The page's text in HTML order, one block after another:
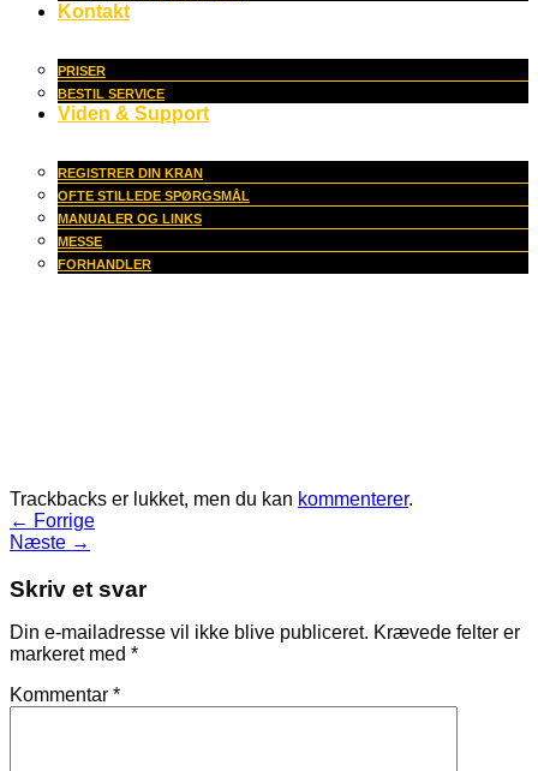
Kontakt
PRISER
BESTIL SERVICE
Viden & Support
REGISTRER DIN KRAN
OFTE STILLEDE SPØRGSMÅL
MANUALER OG LINKS
MESSE
FORHANDLER
Trackbacks er lukket, men du kan kommenterer.
← Forrige
Næste →
Skriv et svar
Din e-mailadresse vil ikke blive publiceret. Krævede felter er
markeret med *
Kommentar *